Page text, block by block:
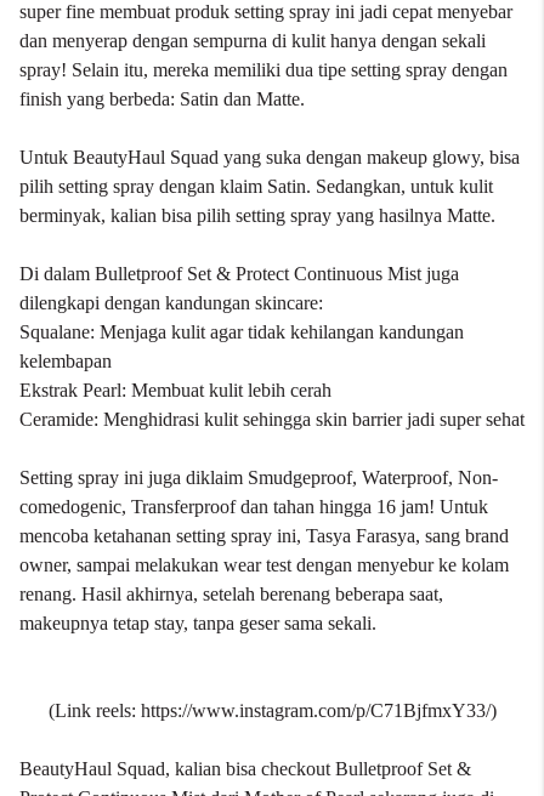
super fine membuat produk setting spray ini jadi cepat menyebar
dan menyerap dengan sempurna di kulit hanya dengan sekali
spray! Selain itu, mereka memiliki dua tipe setting spray dengan
finish yang berbeda: Satin dan Matte.
Untuk BeautyHaul Squad yang suka dengan makeup glowy, bisa
pilih setting spray dengan klaim Satin. Sedangkan, untuk kulit
berminyak, kalian bisa pilih setting spray yang hasilnya Matte.
Di dalam Bulletproof Set & Protect Continuous Mist juga
dilengkapi dengan kandungan skincare:
Squalane: Menjaga kulit agar tidak kehilangan kandungan
kelembapan
Ekstrak Pearl: Membuat kulit lebih cerah
Ceramide: Menghidrasi kulit sehingga skin barrier jadi super sehat
Setting spray ini juga diklaim Smudgeproof, Waterproof, Non-
comedogenic, Transferproof dan tahan hingga 16 jam! Untuk
mencoba ketahanan setting spray ini, Tasya Farasya, sang brand
owner, sampai melakukan wear test dengan menyebur ke kolam
renang. Hasil akhirnya, setelah berenang beberapa saat,
makeupnya tetap stay, tanpa geser sama sekali.
(Link reels: https://www.instagram.com/p/C71BjfmxY33/)
BeautyHaul Squad, kalian bisa checkout Bulletproof Set &